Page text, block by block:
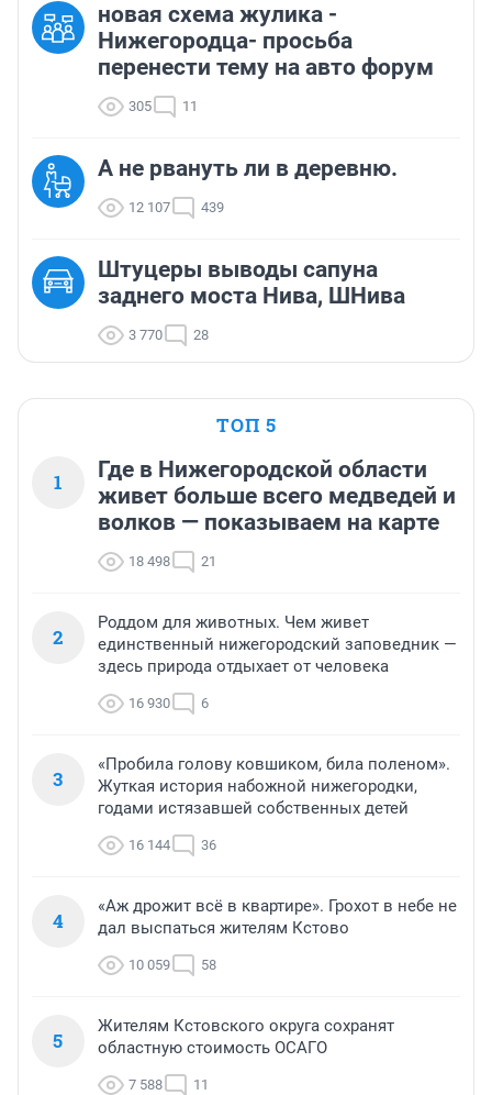
новая схема жулика -
Нижегородца- просьба
перенести тему на авто форум
305 11
А не рвануть ли в деревню.
12 107 439
Штуцеры выводы сапуна
заднего моста Нива, ШНива
3 770 28
ТОП 5
1
Где в Нижегородской области
живет больше всего медведей и
волков — показываем на карте
18 498 21
2
Роддом для животных. Чем живет
единственный нижегородский заповедник —
здесь природа отдыхает от человека
16 930 6
3
«Пробила голову ковшиком, била поленом».
Жуткая история набожной нижегородки,
годами истязавшей собственных детей
16 144 36
4
«Аж дрожит всё в квартире». Грохот в небе не
дал выспаться жителям Кстово
10 059 58
5
Жителям Кстовского округа сохранят
областную стоимость ОСАГО
7 588 11